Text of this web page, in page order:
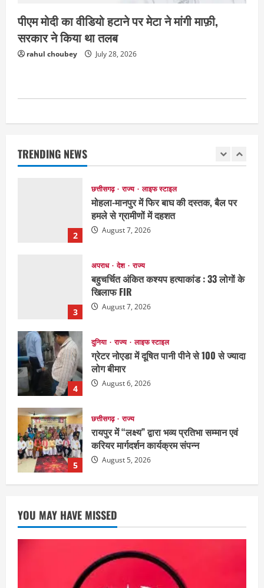
पीएम मोदी का वीडियो हटाने पर मेटा ने मांगी माफ़ी,
सरकार ने किया था तलब
rahul choubey July 28, 2026
TRENDING NEWS
अपराध छत्तीसगढ़
बहन ने कारोबारी भाई पर लगाया करोड़ों रुपये
2
3
अपराध राज्य
बहुचर्चित अंकित कश्यप हत्याकांड : 33 लोगों के
खिलाफ FIR
August 7, 2026
4
दुनिया राज्य
ग्रेटर नोएडा में दूषित पानी पीने से 100 से ज्यादा
लोग बीमार
August 6, 2026
5
छत्तीसगढ़
रायपुर में “लक्ष्य” द्वारा भव्य प्रतिभा सम्मान एवं
करियर मार्गदर्शन कार्यक्रम संपन्न
August 5, 2026
1
छत्तीसगढ़
बहन ने कारोबारी भाई पर लगाया करोड़ों रुपये
की धोखाधड़ी का आरोप
August 7, 2026
मोहला-मानपुर में फिर बाघ की दस्तक, बैल पर
हमले से ग्रामीणों में दहशत
YOU MAY HAVE MISSED